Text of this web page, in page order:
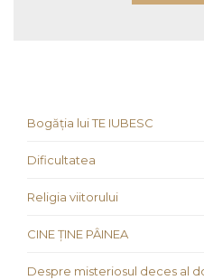
Bogăția lui TE IUBESC
Dificultatea
Religia viitorului
CINE ȚINE PÂINEA
Despre misteriosul deces al